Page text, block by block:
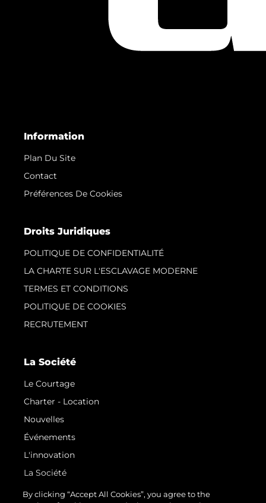
Information
Plan Du Site
Contact
Préférences De Cookies
Droits Juridiques
POLITIQUE DE CONFIDENTIALITÉ
LA CHARTE SUR L'ESCLAVAGE MODERNE
TERMES ET CONDITIONS
POLITIQUE DE COOKIES
RECRUTEMENT
La Société
Le Courtage
Charter - Location
Nouvelles
Événements
L'innovation
La Société
Notre Équipe
By clicking “Accept All Cookies”, you agree to the